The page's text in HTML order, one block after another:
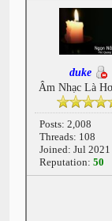
duke
Âm Nhạc Là
Posts: 2,008
Threads: 108
Joined: Jul 2021
Reputation: 50